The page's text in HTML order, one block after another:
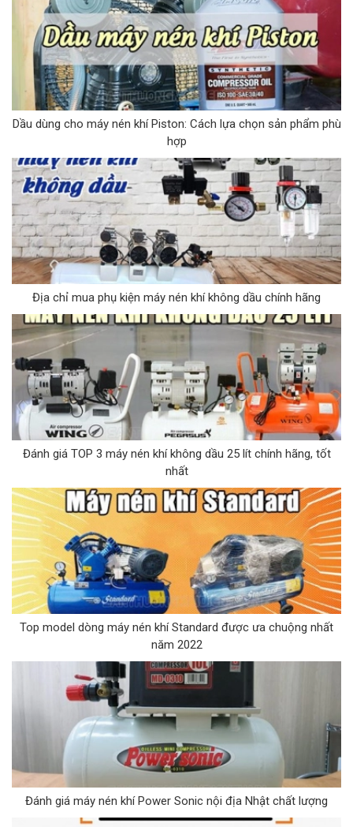
Dầu dùng cho máy nén khí Piston: Cách lựa chọn sản phẩm phù
hợp
Địa chỉ mua phụ kiện máy nén khí không dầu chính hãng
Đánh giá TOP 3 máy nén khí không dầu 25 lít chính hãng, tốt
nhất
Top model dòng máy nén khí Standard được ưa chuộng nhất
năm 2022
Đánh giá máy nén khí Power Sonic nội địa Nhật chất lượng